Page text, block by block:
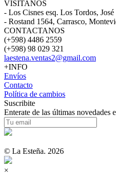
VISITANOS
- Los Cisnes esq. Los Tordos,
- Rostand 1564, Carrasco,
CONTACTANOS
(+598) 4486 2559
(+598) 98 029 321
laestena.ventas2@gmail.com
+INFO
Envíos
Contacto
Política de cambios
Suscribite
Enterate de las últimas novedades
© La Esteña. 2026
×